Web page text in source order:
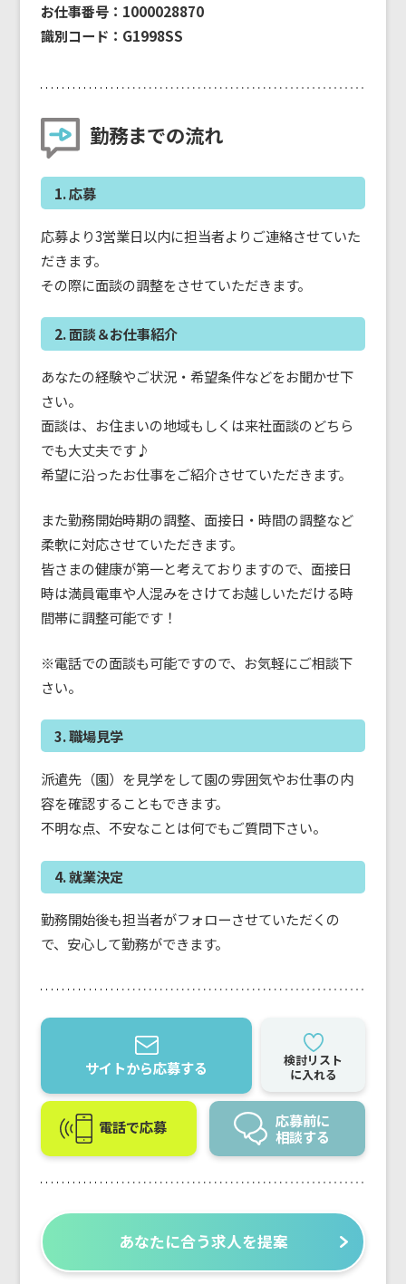
お仕事番号：1000028870
識別コード：G1998SS
勤務までの流れ
1. 応募
応募より3営業日以内に担当者よりご連絡させていた
だきます。
その際に面談の調整をさせていただきます。
2. 面談＆お仕事紹介
あなたの経験やご状況・希望条件などをお聞かせ下
さい。
面談は、お住まいの地域もしくは来社面談のどちら
でも大丈夫です♪
希望に沿ったお仕事をご紹介させていただきます。
また勤務開始時期の調整、面接日・時間の調整など
柔軟に対応させていただきます。
皆さまの健康が第一と考えておりますので、面接日
時は満員電車や人混みをさけてお越しいただける時
間帯に調整可能です！
※電話での面談も可能ですので、お気軽にご相談下
さい。
3. 職場見学
派遣先（園）を見学をして園の雰囲気やお仕事の内
容を確認することもできます。
不明な点、不安なことは何でもご質問下さい。
4. 就業決定
勤務開始後も担当者がフォローさせていただくの
で、安心して勤務ができます。
サイトから応募する
検討リスト
に入れる
電話で応募
応募前に
相談する
あなたに合う求人を提案